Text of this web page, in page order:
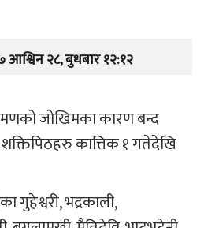
आश्विन २८, बुधबार १२:१२
जोखिमका कारण बन्द
कात्तिक १ गतेदेखि
गुहेश्वरी, भद्रकाली,